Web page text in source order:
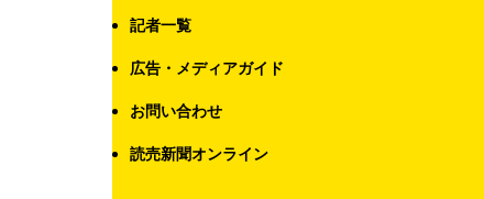
記者一覧
広告・メディアガイド
お問い合わせ
読売新聞オンライン